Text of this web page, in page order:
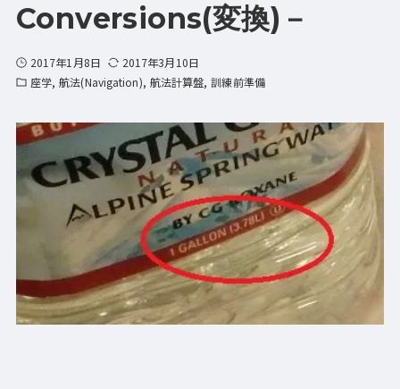
Conversions(変換)－
2017年1月8日
2017年3月10日
座学 航法(Navigation) 航法計算盤 訓練前準備